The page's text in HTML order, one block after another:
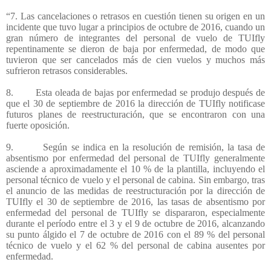
“7. Las cancelaciones o retrasos en cuestión tienen su origen en un
incidente que tuvo lugar a principios de octubre de 2016, cuando un
gran número de integrantes del personal de vuelo de TUIfly
repentinamente se dieron de baja por enfermedad, de modo que
tuvieron que ser cancelados más de cien vuelos y muchos más
sufrieron retrasos considerables.
8.
Esta oleada de bajas por enfermedad se produjo después de
que el 30 de septiembre de 2016 la dirección de TUIfly notificase
futuros planes de reestructuración, que se encontraron con una
fuerte oposición.
9.
Según se indica en la resolución de remisión, la tasa de
absentismo por enfermedad del personal de TUIfly generalmente
asciende a aproximadamente el 10 % de la plantilla, incluyendo el
personal técnico de vuelo y el personal de cabina. Sin embargo, tras
el anuncio de las medidas de reestructuración por la dirección de
TUIfly el 30 de septiembre de 2016, las tasas de absentismo por
enfermedad del personal de TUIfly se dispararon, especialmente
durante el período entre el 3 y el 9 de octubre de 2016, alcanzando
su punto álgido el 7 de octubre de 2016 con el 89 % del personal
técnico de vuelo y el 62 % del personal de cabina ausentes por
enfermedad.